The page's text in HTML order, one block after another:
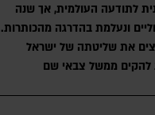
לתודעה העולמית, אך שנה
ונעלמת בהדרגה מהכותרות.
את שליטתה של ישראל
להקים ממשל צבאי שם